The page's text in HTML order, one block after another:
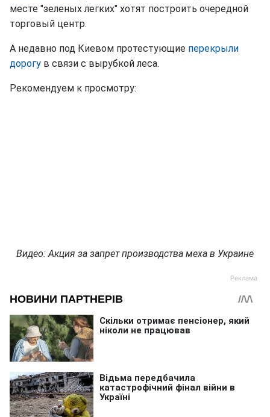
месте "зеленых легких" хотят построить очередной
торговый центр.
А недавно под Киевом протестующие перекрыли
дорогу в связи с вырубкой леса.
Рекомендуем к просмотру:
Видео: Акция за запрет производства меха в Украине